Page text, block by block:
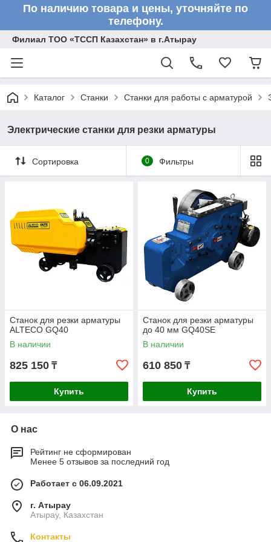
По наличию товара и цены, уточняйте по
телефону.
Филиал ТОО «ТССП Казахстан» в г.Атырау
Каталог Станки Станки для работы с арматурой
Электрические станки для резки арматуры
Сортировка 0 Фильтры
Станок для резки арматуры
ALTECO GQ40
В наличии
825 150 ₸
Купить
Станок для резки арматуры
до 40 мм GQ40SE
В наличии
610 850 ₸
Купить
О нас
Рейтинг не сформирован
Менее 5 отзывов за последний год
Работает с 06.09.2021
г. Атырау
Атырау, Казахстан
Контакты